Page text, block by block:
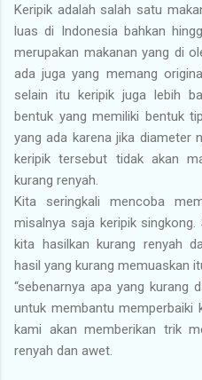
Keripik adalah salah satu
luas di Indonesia bahkan
merupakan makanan yang di
ada juga yang memang
selain itu keripik juga lebih
bentuk yang memiliki bentuk
yang ada karena jika diameter
keripik tersebut tidak akan
kurang renyah.
Kita seringkali mencoba
misalnya saja keripik singkong.
kita hasilkan kurang renyah
hasil yang kurang memuaskan
“sebenarnya apa yang kurang
untuk membantu memperbaiki
kami akan memberikan trik
renyah dan awet.